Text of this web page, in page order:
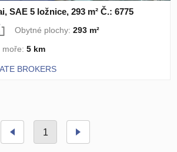
SAE 5 ložnice, 293 m² Č.: 6775
Obytné plochy:293 m²
moře:5 km
BROKERS
1